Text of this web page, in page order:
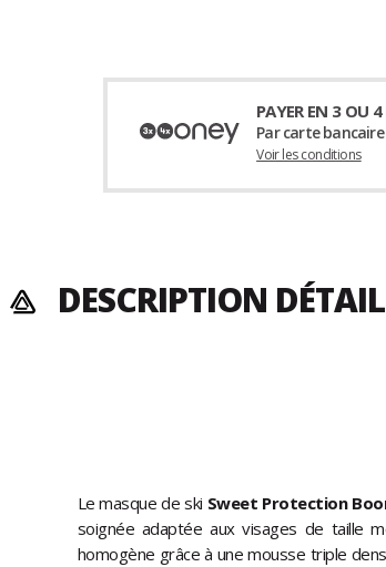
PAYER EN 3 OU 4
Par carte
Voir les conditions
DESCRIPTION
Le masque de ski Sweet Protection
soignée adaptée aux visages de taille
homogène grâce à une mousse triple